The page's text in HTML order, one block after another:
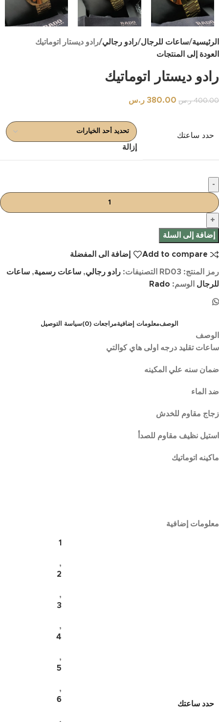
الرئيسية ساعات للرجال رادو رجالي رادو ديستار اتوماتيك
العودة إلى المنتجات
رادو ديستار اتوماتيك
400.00 ر.س 380.00 ر.س
حدد ساعتك
إزالة
إضافة إلى السلة
Add to compare إضافة الى المفضلة
رمز المنتج: RD03 التصنيفات: رادو رجالي, ساعات رسمية, ساعات
للرجال
الوسم: Rado
الوصفمعلومات إضافيةمراجعات (0) سياسة التوصيل
الوصف
ساعات تقليد درجه اولى هاي كوالتي
ضمان سنه علي المكينه
ضد الماء
زجاج مقاوم للخدش
استيل نظيف مقاوم للصدأ
ماكينه اتوماتيك
معلومات إضافية
حدد ساعتك
1
,
2
,
3
,
4
,
5
,
6
,